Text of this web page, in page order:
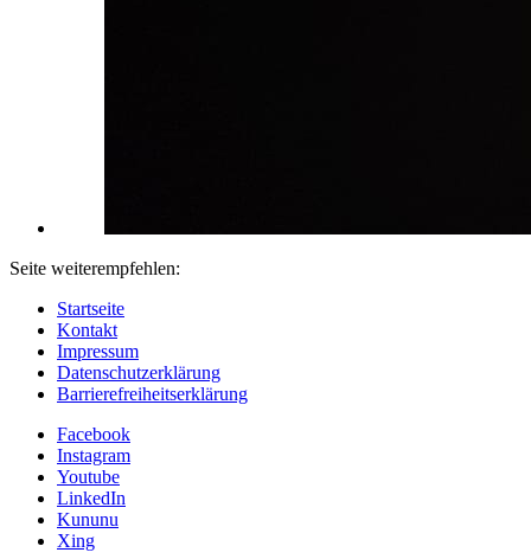
Seite weiterempfehlen:
Startseite
Kontakt
Impressum
Datenschutzerklärung
Barrierefreiheitserklärung
Facebook
Instagram
Youtube
LinkedIn
Kununu
Xing